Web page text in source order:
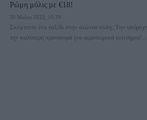
Ρώμη μόλις με €18!
20 Μαΐου 2022, 10:39
Σκέφτεστε ένα ταξίδι στην αιώνια πόλη; Την
την καλύτερη προσφορά για αεροπορικά εισιτήρια!...